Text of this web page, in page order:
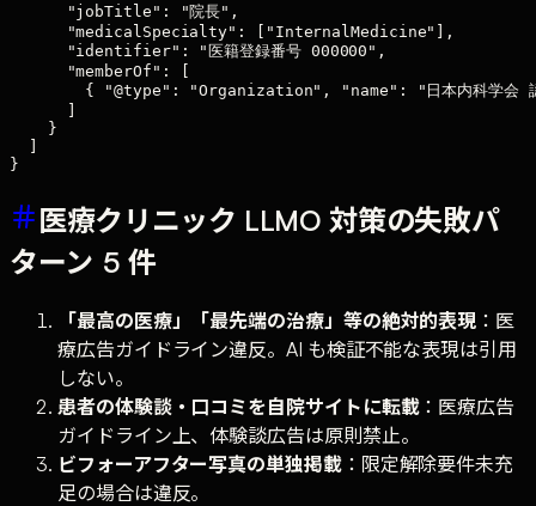
      "jobTitle": "院長",
      "medicalSpecialty": ["InternalMedicine"],
      "identifier": "医籍登録番号 000000",
      "memberOf": [
{ "@type": "Organization", "name": "日本内科学会
    }
医療クリニック LLMO 対策の失敗パ
ターン 5 件
「最高の医療」「最先端の治療」等の絶対的表現 ：医
療広告ガイドライン違反。AI も検証不能な表現は引用
しない。
患者の体験談・口コミを自院サイトに転載：医療広告
ガイドライン上、体験談広告は原則禁止。
ビフォーアフター写真の単独掲載：限定解除要件未充
足の場合は違反。